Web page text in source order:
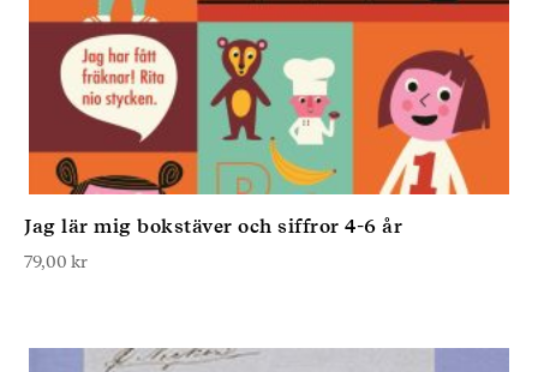
Jag lär mig bokstäver och siffror 4-6 år
79,00 kr